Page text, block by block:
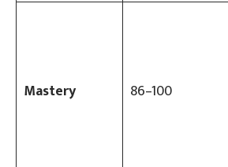
Mastery 86–100